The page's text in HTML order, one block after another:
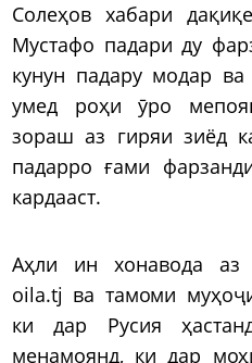
Солеҳов хабари
Мустафо падари ду
кунун падару модар
умед роҳи ӯро
зораш аз гиряи зиёд
падарро ғами
кардааст.
Аҳли ин хонавода аз
oila.tj ва тамоми
ки дар Русия
менамоянд, ки дар